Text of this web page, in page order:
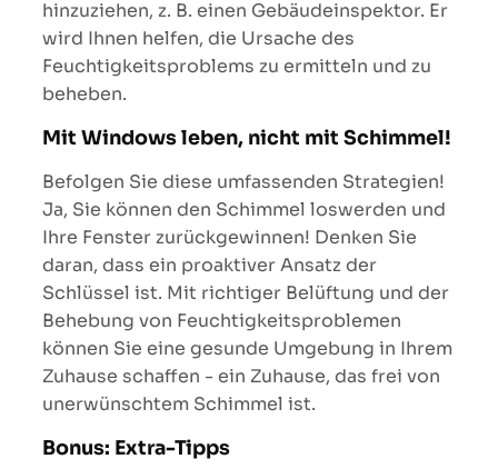
hinzuziehen, z. B. einen Gebäudeinspektor. Er
wird Ihnen helfen, die Ursache des
Feuchtigkeitsproblems zu ermitteln und zu
beheben.
Mit Windows leben, nicht mit Schimmel!
Befolgen Sie diese umfassenden Strategien!
Ja, Sie können den Schimmel loswerden und
Ihre Fenster zurückgewinnen! Denken Sie
daran, dass ein proaktiver Ansatz der
Schlüssel ist. Mit richtiger Belüftung und der
Behebung von Feuchtigkeitsproblemen
können Sie eine gesunde Umgebung in Ihrem
Zuhause schaffen - ein Zuhause, das frei von
unerwünschtem Schimmel ist.
Bonus: Extra-Tipps